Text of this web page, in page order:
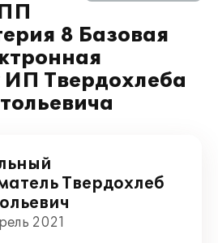
8 Базовая
ИП Твердохлеба
Твердохлеб
2021